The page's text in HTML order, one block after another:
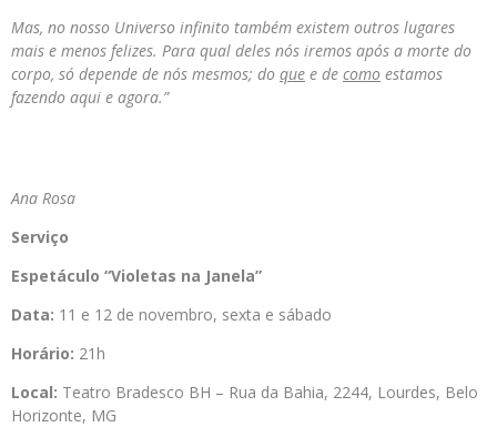
Mas, no nosso Universo infinito também existem outros lugares
mais e menos felizes. Para qual deles nós iremos após a morte do
corpo, só depende de nós mesmos; do que e de como estamos
fazendo aqui e agora.”
Ana Rosa
Serviço
Espetáculo “Violetas na Janela”
Data: 11 e 12 de novembro, sexta e sábado
Horário: 21h
Local: Teatro Bradesco BH – Rua da Bahia, 2244, Lourdes, Belo
Horizonte, MG